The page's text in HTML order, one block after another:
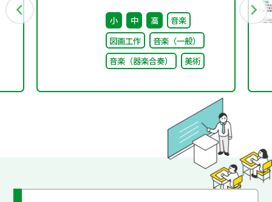
回） 配付資料
小 中 高
音楽
図画工作
音楽（一般）
音楽（器楽合奏）
美術